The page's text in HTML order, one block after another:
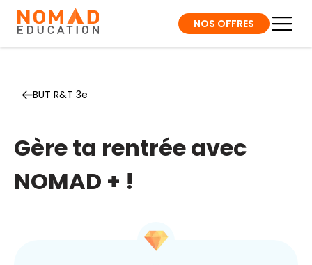
NOS OFFRES
BUT R&T 3e
Gère ta rentrée avec
NOMAD + !